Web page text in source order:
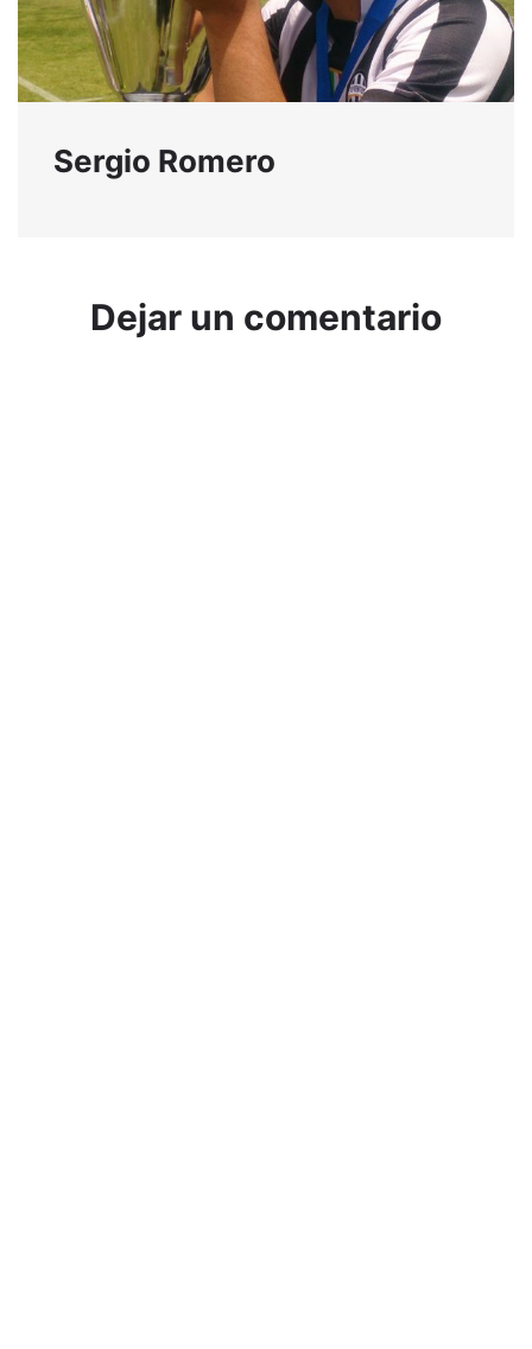
Sergio Romero
Dejar un comentario